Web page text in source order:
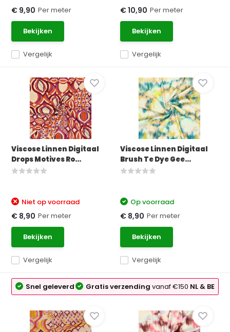
Vergelijk
€ 9,90 Per meter
Bekijken
Vergelijk
€ 10,90 Per meter
Bekijken
Viscose Linnen Digitaal
Drops Motives Ro...
Vergelijk
Niet op voorraad
€ 8,90 Per meter
Bekijken
Viscose Linnen Digitaal
Brush Te Dye Gee...
Vergelijk
Op voorraad
€ 8,90 Per meter
Bekijken
Snel geleverd Gratis verzendingvanaf €150 NL & BE